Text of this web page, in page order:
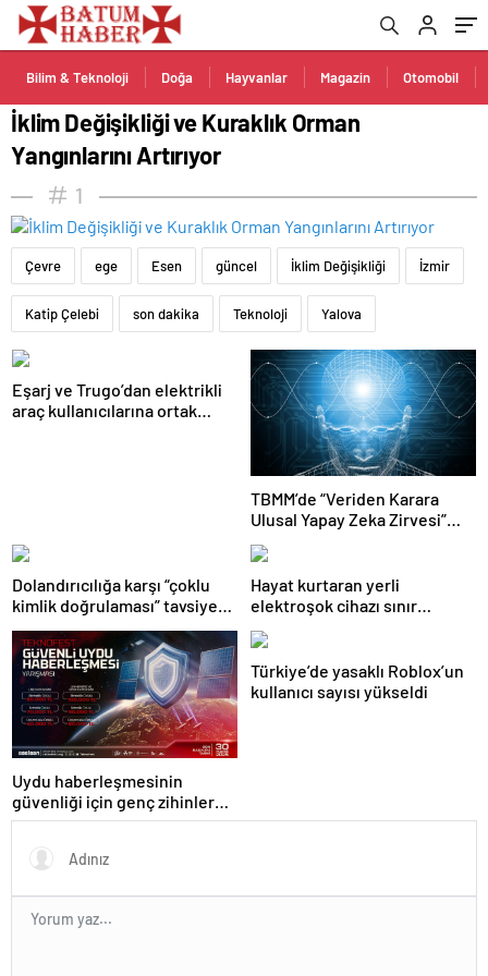
Bilim & Teknoloji Doğa Hayvanlar Magazin Otomobil
İklim Değişikliği ve Kuraklık Orman
Yangınlarını Artırıyor
1
Çevre ege Esen güncel İklim Değişikliği İzmir
Katip Çelebi son dakika Teknoloji Yalova
Eşarj ve Trugo’dan elektrikli
araç kullanıcılarına ortak
TBMM’de “Veriden Karara
Ulusal Yapay Zeka Zirvesi”
başladı
Dolandırıcılığa karşı “çoklu
kimlik doğrulaması” tavsiye
ediliyor
Hayat kurtaran yerli
elektroşok cihazı sınır
kapısında da görevde
Uydu haberleşmesinin
güvenliği için genç zihinler
TEKNOFEST’te yarışıyor
Türkiye’de yasaklı Roblox’un
kullanıcı sayısı yükseldi